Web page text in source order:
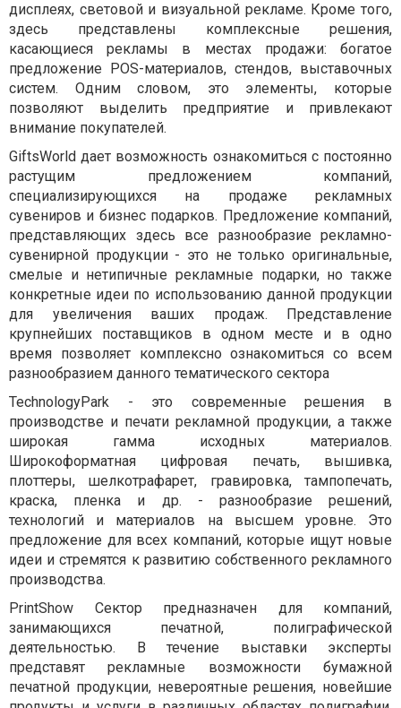
дисплеях, световой и визуальной рекламе. Кроме того,
здесь представлены комплексные решения,
касающиеся рекламы в местах продажи: богатое
предложение POS-материалов, стендов, выставочных
систем. Одним словом, это элементы, которые
позволяют выделить предприятие и привлекают
внимание покупателей.
GiftsWorld дает возможность ознакомиться с постоянно
растущим предложением компаний,
специализирующихся на продаже рекламных
сувениров и бизнес подарков. Предложение компаний,
представляющих здесь все разнообразие рекламно-
сувенирной продукции - это не только оригинальные,
смелые и нетипичные рекламные подарки, но также
конкретные идеи по использованию данной продукции
для увеличения ваших продаж. Представление
крупнейших поставщиков в одном месте и в одно
время позволяет комплексно ознакомиться со всем
разнообразием данного тематического сектора
TechnologyPark - это современные решения в
производстве и печати рекламной продукции, а также
широкая гамма исходных материалов.
Широкоформатная цифровая печать, вышивка,
плоттеры, шелкотрафарет, гравировка, тампопечать,
краска, пленка и др. - разнообразие решений,
технологий и материалов на высшем уровне. Это
предложение для всех компаний, которые ищут новые
идеи и стремятся к развитию собственного рекламного
производства.
PrintShow Сектор предназначен для компаний,
занимающихся печатной, полиграфической
деятельностью. В течение выставки эксперты
представят рекламные возможности бумажной
печатной продукции, невероятные решения, новейшие